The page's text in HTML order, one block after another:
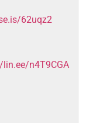
62uqz2
n4T9CGA